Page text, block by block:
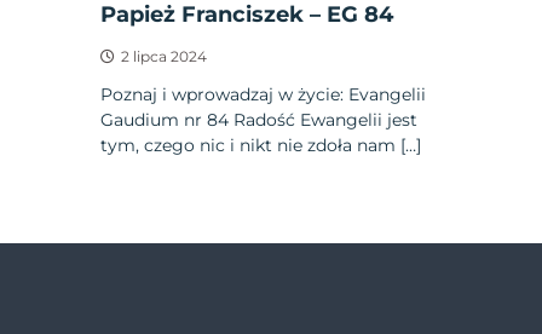
Papież Franciszek – EG 84
2 lipca 2024
Poznaj i wprowadzaj w życie: Evangelii
Gaudium nr 84 Radość Ewangelii jest
tym, czego nic i nikt nie zdoła nam […]